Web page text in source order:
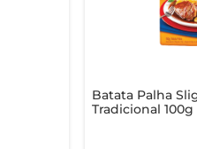
Batata Palha
Tradicional 100g